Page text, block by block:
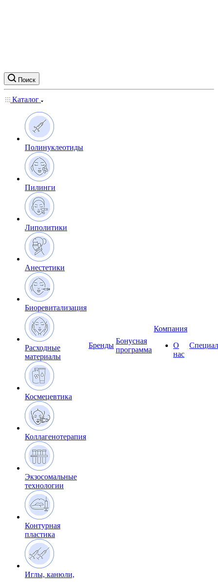
Поиск
Каталог
Полинуклеотиды
Пилинги
Липолитики
Анестетики
Биоревитализация
Расходные
материалы
Космецевтика
Коллагенотерапия
Экзосомальные
технологии
Контурная
пластика
Иглы, канюли,
Бренды
Бонусная
программа
Компания
О
нас